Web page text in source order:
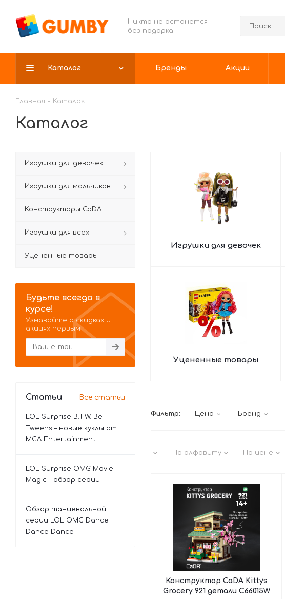
Никто не останется
без подарка
Каталог Бренды Акции
Главная - Каталог
Каталог
Игрушки для девочек
Уцененные товары
Фильтр: Цена Бренд
По алфавиту По цене
Конструктор CaDA Kittys
Grocery 921 детали C66015W
Игрушки для девочек
Игрушки для мальчиков
Конструкторы CaDA
Игрушки для всех
Уцененные товары
Будьте всегда в
курсе!
Узнавайте о скидках и
акциях первым
Статьи Все статьи
LOL Surprise B.T.W. Be
Tweens – новые куклы от
MGA Entertainment
LOL Surprise OMG Movie
Magic – обзор серии
Обзор танцевальной
серии LOL OMG Dance
Dance Dance